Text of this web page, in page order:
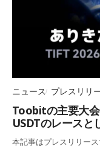
ニュース プレスリリ
Toobitの主要大
USDTのレースと
本記事はプレスリリー